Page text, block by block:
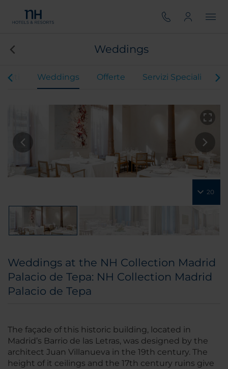
Weddings
Weddings Offerte Servizi Speciali
20
Weddings at the NH Collection Madrid
Palacio de Tepa: NH Collection Madrid
Palacio de Tepa
The façade of this historic building, located in
Madrid’s Barrio de las Letras, was designed by the
architect Juan Villanueva in the 19th century. The
height of it ceilings and the 17th century ruins give